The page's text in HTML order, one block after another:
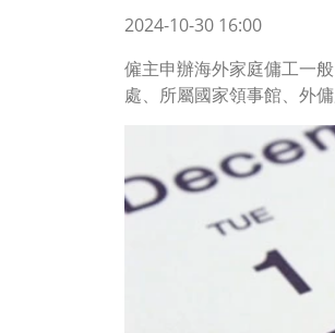
2024-10-30 16:00
僱主申辦海外家庭傭工一
處、所屬國家領事館、外